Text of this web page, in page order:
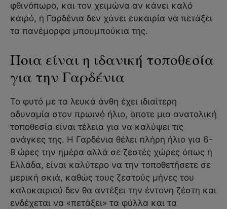
φθινόπωρο, και τον χειμώνα αν κάνει καλό
καιρό, η Γαρδένια δεν χάνει ευκαιρία να πετάξει
τα πανέμορφα μπουμπούκια της.
Ποια είναι η ιδανική τοποθεσία
για την Γαρδένια
Το φυτό με τα λευκά άνθη έχει ιδιαίτερη
αδυναμία στον πρωινό ήλιο, όποτε μια ανατολική
τοποθεσία είναι τέλεια για να καλύψει τις
ανάγκες της. Η Γαρδένια θέλει πλήρη ήλιο για 6-
8 ώρες την ημέρα αλλά σε ζεστές χώρες όπως η
Ελλάδα, είναι καλύτερο να την τοποθετήσετε σε
μερική σκιά, καθώς τους ζεστούς μήνες του
καλοκαιριού δεν θα αντέξει την έντονη ζέστη και
ενδέχεται να «πετάξει» τα φύλλα και τα